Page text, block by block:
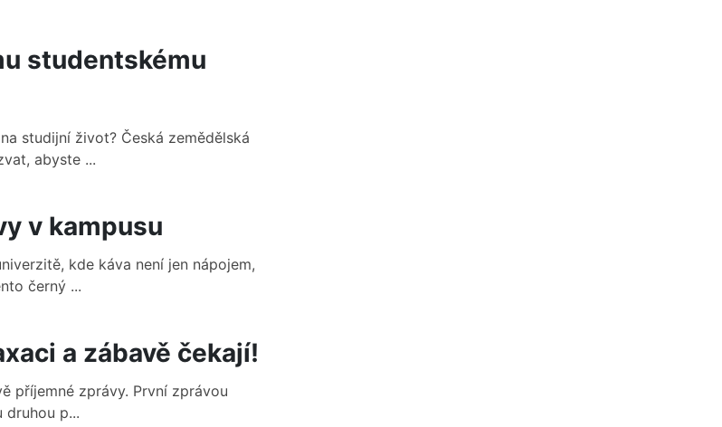
studentskému
studijní život? Česká zemědělská
abyste ...
v kampusu
kde káva není jen nápojem,
černý ...
a zábavě čekají!
příjemné zprávy. První zprávou
druhou p...